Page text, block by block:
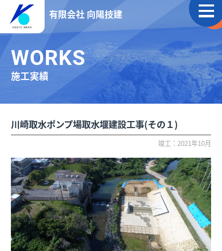
有限会社 向陽技建
WORKS
施工実績
川崎取水ポンプ場取水堰建設工事(その１)
竣工：2021年10月